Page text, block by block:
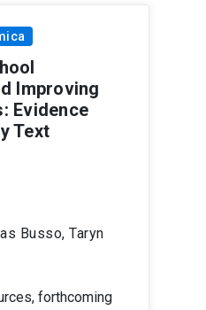
Improving
Evidence
Text
Busso, Taryn
forthcoming